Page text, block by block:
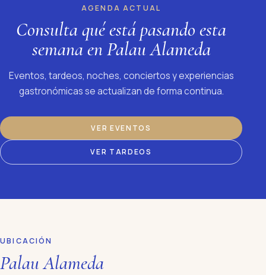
AGENDA ACTUAL
Consulta qué está pasando esta
semana en Palau Alameda
Eventos, tardeos, noches, conciertos y experiencias
gastronómicas se actualizan de forma continua.
VER EVENTOS
VER TARDEOS
UBICACIÓN
Palau Alameda